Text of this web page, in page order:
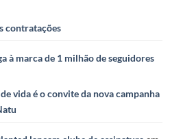
contratações
à marca de 1 milhão de seguidores
vida é o convite da nova campanha